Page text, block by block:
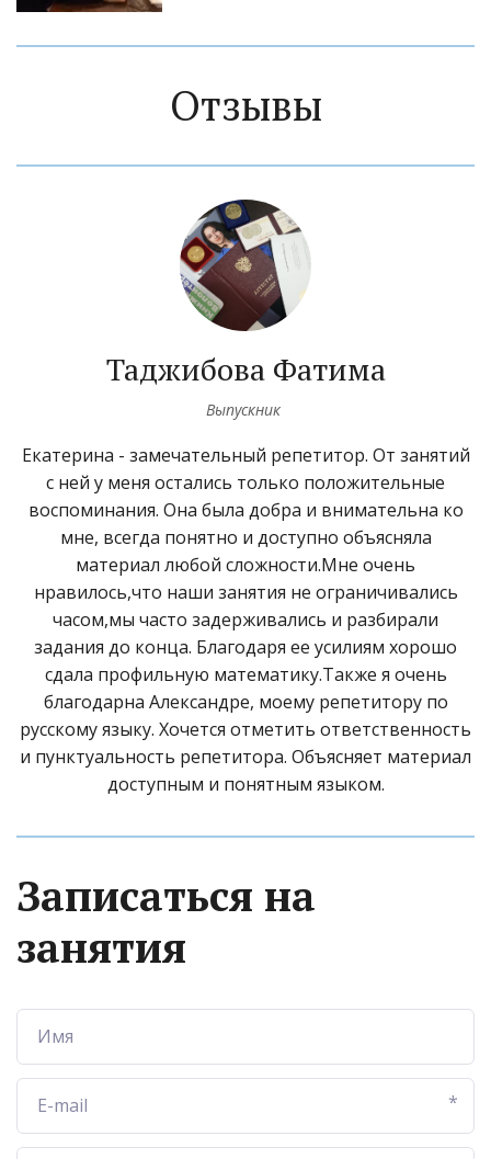
Отзывы
Таджибова Фатима
Выпускник ­
Екатерина - замечательный репетитор. От занятий
с ней у меня остались только положительные
воспоминания. Она была добра и внимательна ко
мне, всегда понятно и доступно объясняла
материал любой сложности.Мне очень
нравилось,что наши занятия не ограничивались
часом,мы часто задерживались и разбирали
задания до конца. Благодаря ее усилиям хорошо
сдала профильную математику.Также я очень
благодарна Александре, моему репетитору по
русскому языку. Хочется отметить ответственность
и пунктуальность репетитора. Объясняет материал
доступным и понятным языком.
Записаться на
занятия
*